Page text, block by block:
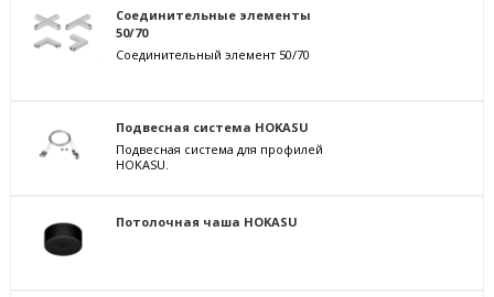
Соединительные элементы
50/70
Соединительный элемент 50/70
Подвесная система HOKASU
Подвесная система для профилей
HOKASU.
Потолочная чаша HOKASU